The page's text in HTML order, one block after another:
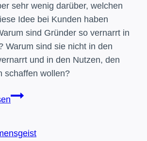
sehr wenig darüber, welchen
Idee bei Kunden haben
sind Gründer so vernarrt in
Warum sind sie nicht in den
und in den Nutzen, den
schaffen wollen?
Liebe
Deines